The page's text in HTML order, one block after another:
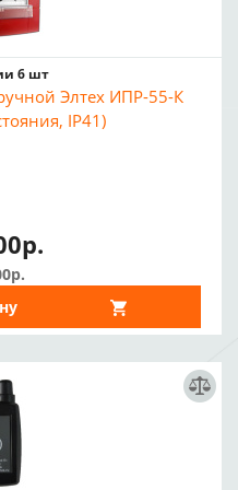
6 шт
Элтех ИПР-55-К
IP41)